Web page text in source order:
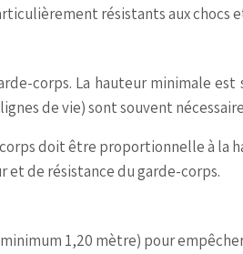
résistants aux chocs
corps. La hauteur minimale
de vie) sont souvent
doit être proportionnelle à la
et de résistance du garde-corps.
1,20 mètre) pour